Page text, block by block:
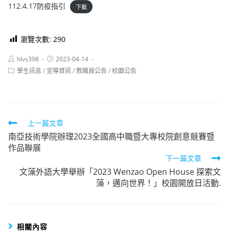
112.4.17防疫指引 下載
瀏覽次數: 290
Post
author:
hlvs398
Post
published:
2023-04-14
Post學生訊息 / 宣導資訊/教職員公告/校園公告
Read
more
articles
上一篇文章
南亞技術學院辦理2023全國高中職暨大專校院創意競賽暨
作品聯展
下一篇文章
文藻外語大學舉辦「2023 Wenzao Open House 探索文
藻，邁向世界！」校園開放日活動.
相關內容